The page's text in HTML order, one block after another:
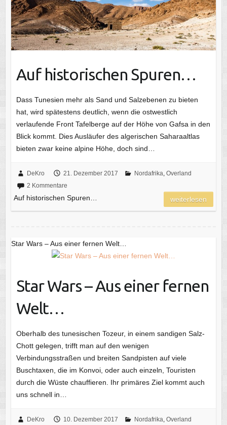
Auf historischen Spuren…
Dass Tunesien mehr als Sand und Salzebenen zu bieten
hat, wird spätestens deutlich, wenn die ostwestlich
verlaufende Front Tafelberge auf der Höhe von Gafsa in den
Blick kommt. Dies Ausläufer des algerischen Saharaaltlas
bieten zwar keine alpine Höhe, doch sind…
DeKro 21. Dezember 2017 Nordafrika, Overland
2 Kommentare
Auf historischen Spuren… weiterlesen
Star Wars – Aus einer fernen Welt…
Star Wars – Aus einer fernen
Welt…
Oberhalb des tunesischen Tozeur, in einem sandigen Salz-
Chott gelegen, trifft man auf den wenigen
Verbindungsstraßen und breiten Sandpisten auf viele
Buschtaxen, die im Konvoi, oder auch einzeln, Touristen
durch die Wüste chauffieren. Ihr primäres Ziel kommt auch
uns schnell in…
DeKro 10. Dezember 2017 Nordafrika, Overland